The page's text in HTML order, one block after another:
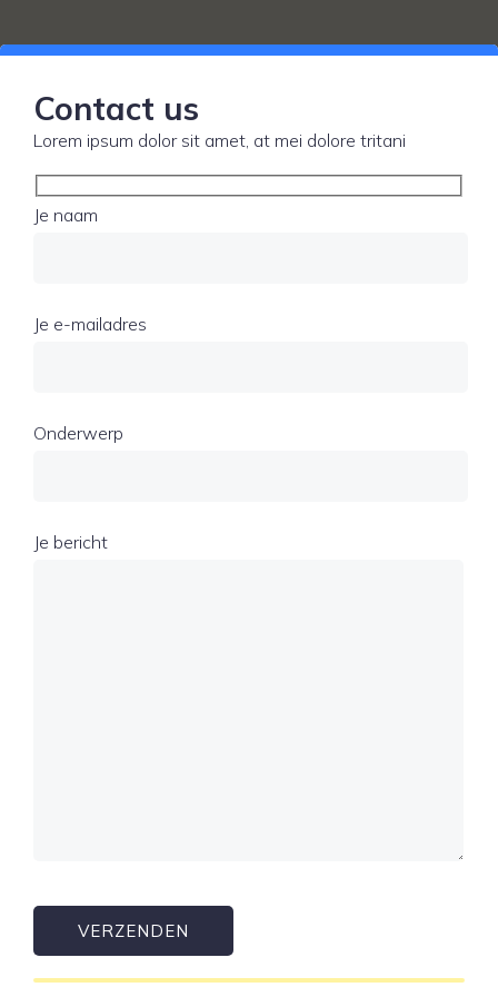
Contact us
Lorem ipsum dolor sit amet, at mei dolore tritani
Je naam
Je e-mailadres
Onderwerp
Je bericht